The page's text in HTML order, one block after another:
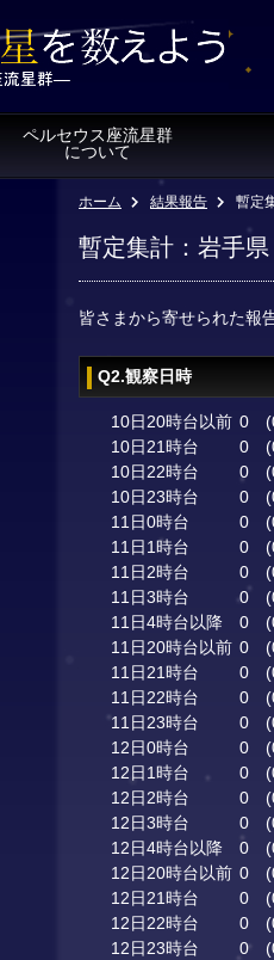
ペルセウス座流星群
について
ホーム 結果報告 暫定
暫定集計：岩手県
皆さまから寄せられた報
Q2.観察日時
10日20時台以前 0
10日21時台
0
10日22時台
0
10日23時台
0
11日0時台
0
11日1時台
0
11日2時台
0
11日3時台
0
11日4時台以降
0
11日20時台以前 0
11日21時台
0
11日22時台
0
11日23時台
0
12日0時台
0
12日1時台
0
12日2時台
0
12日3時台
0
12日4時台以降
0
12日20時台以前 0
12日21時台
0
12日22時台
0
12日23時台
0